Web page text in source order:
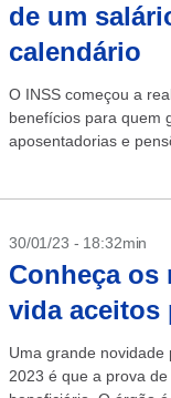
de um
calendário
O INSS começou a
benefícios para quem
aposentadorias e
30/01/23 - 18:32min
Conheça os
vida aceitos
Uma grande novidade
2023 é que a prova